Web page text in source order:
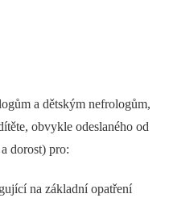
a dětským nefrologům,
obvykle odeslaného od
dorost) pro:
na základní opatření